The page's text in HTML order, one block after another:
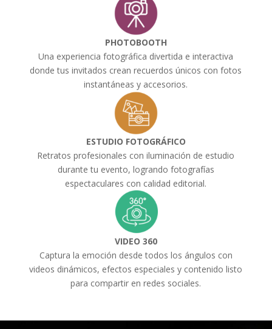
PHOTOBOOTH
Una experiencia fotográfica divertida e interactiva
donde tus invitados crean recuerdos únicos con fotos
instantáneas y accesorios.
ESTUDIO FOTOGRÁFICO
Retratos profesionales con iluminación de estudio
durante tu evento, logrando fotografías
espectaculares con calidad editorial.
VIDEO 360
Captura la emoción desde todos los ángulos con
videos dinámicos, efectos especiales y contenido listo
para compartir en redes sociales.